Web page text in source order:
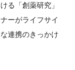
る「創薬研究」
ーがライフサイ
連携のきっかけ